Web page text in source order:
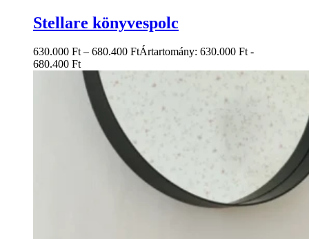
Stellare könyvespolc
630.000 Ft – 680.400 FtÁrtartomány: 630.000 Ft -
680.400 Ft